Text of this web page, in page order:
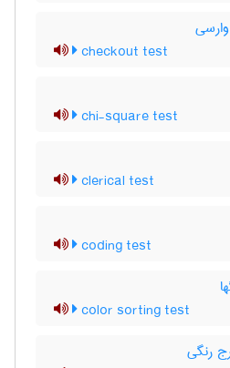
checkout test
chi-square test
clerical test
coding test
color sorting test
رنگی